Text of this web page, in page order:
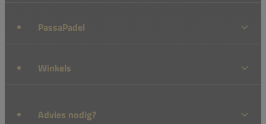
PassaPadel
Winkels
Advies nodig?